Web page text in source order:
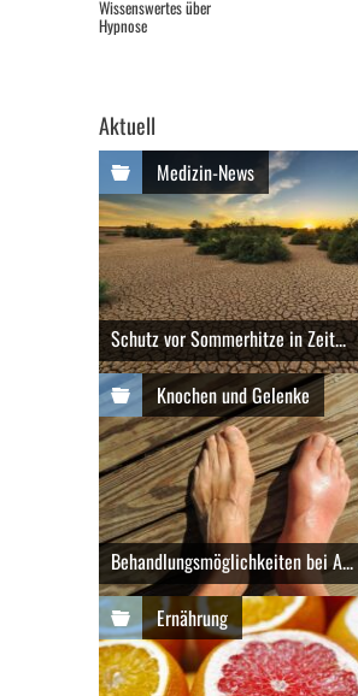
Wissenswertes über
Hypnose
Aktuell
Medizin-News
Schutz vor Sommerhitze in Zeit...
Knochen und Gelenke
Behandlungsmöglichkeiten bei A...
Ernährung